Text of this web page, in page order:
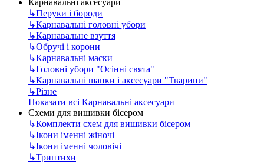
↳Перуки і бороди
↳Карнавальні головні убори
↳Карнавальне взуття
↳Обручі і корони
↳Карнавальні маски
↳Головні убори "Осінні свята"
↳Карнавальні шапки і аксесуари "Тварини"
↳Різне
Показати всі Карнавальні аксесуари
Схеми для вишивки бісером
↳Комплекти схем для вишивки бісером
↳Ікони іменні жіночі
↳Ікони іменні чоловічі
↳Триптихи